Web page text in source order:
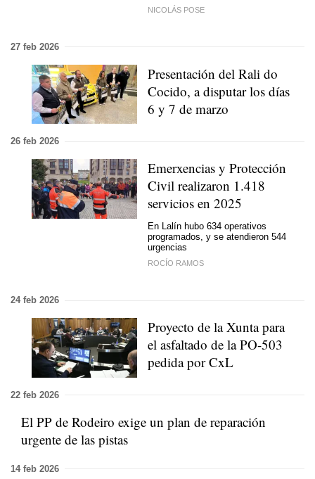
NICOLÁS POSE
27 feb 2026
Presentación del Rali do
Cocido, a disputar los días
6 y 7 de marzo
26 feb 2026
Emerxencias y Protección
Civil realizaron 1.418
servicios en 2025
En Lalín hubo 634 operativos
programados, y se atendieron 544
urgencias
ROCÍO RAMOS
24 feb 2026
Proyecto de la Xunta para
el asfaltado de la PO-503
pedida por CxL
22 feb 2026
El PP de Rodeiro exige un plan de reparación
urgente de las pistas
14 feb 2026